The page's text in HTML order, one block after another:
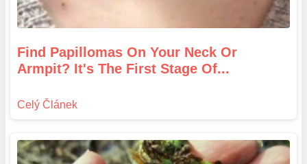
Find Papillomas On Your Neck Or
Armpit? It's The First Stage Of...